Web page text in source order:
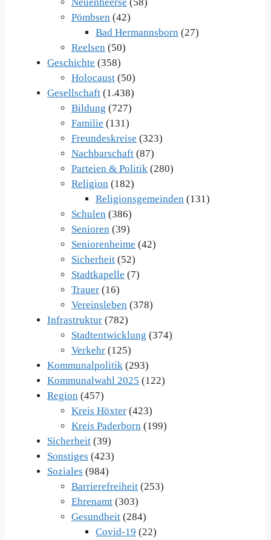
Neuenheerse (58)
Pömbsen (42)
Bad Hermannsborn (27)
Reelsen (50)
Geschichte (358)
Holocaust (50)
Gesellschaft (1.438)
Bildung (727)
Familie (131)
Freundeskreise (323)
Nachbarschaft (87)
Parteien & Politik (280)
Religion (182)
Religionsgemeinden (131)
Schulen (386)
Senioren (39)
Seniorenheime (42)
Sicherheit (52)
Stadtkapelle (7)
Trauer (16)
Vereinsleben (378)
Infrastruktur (782)
Stadtentwicklung (374)
Verkehr (125)
Kommunalpolitik (293)
Kommunalwahl 2025 (122)
Region (457)
Kreis Höxter (423)
Kreis Paderborn (199)
Sicherheit (39)
Sonstiges (423)
Soziales (984)
Barrierefreiheit (253)
Ehrenamt (303)
Gesundheit (284)
Covid-19 (22)